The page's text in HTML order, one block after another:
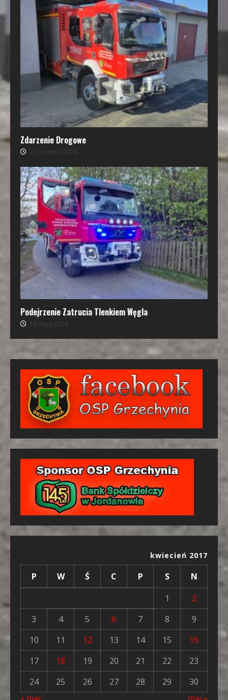
Zdarzenie Drogowe
21 czerwca 2026
Podejrzenie Zatrucia Tlenkiem Węgla
10 maja 2026
kwiecień 2017
P W Ś C P S
N
1
2
3
4 5 6 7 8
9
10
11 12 13 14 15
16
17
18 19 20 21 22
23
24
25 26 27 28 29
30